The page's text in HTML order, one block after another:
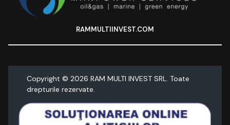
RAMMULTIINVEST.COM
Copyright © 2026 RAM MULTI INVEST SRL. Toate
drepturile rezervate.